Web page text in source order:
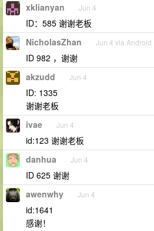
xklianyan Jun 4
ID：585 谢谢老板
NicholasZhan Jun 4 via Android
ID 982 ，谢谢
akzudd Jun 4
ID: 1335
谢谢老板
ivae Jun 4
id:123 谢谢老板
danhua Jun 4
ID 625 谢谢
awenwhy Jun 4
id:1641
感谢！